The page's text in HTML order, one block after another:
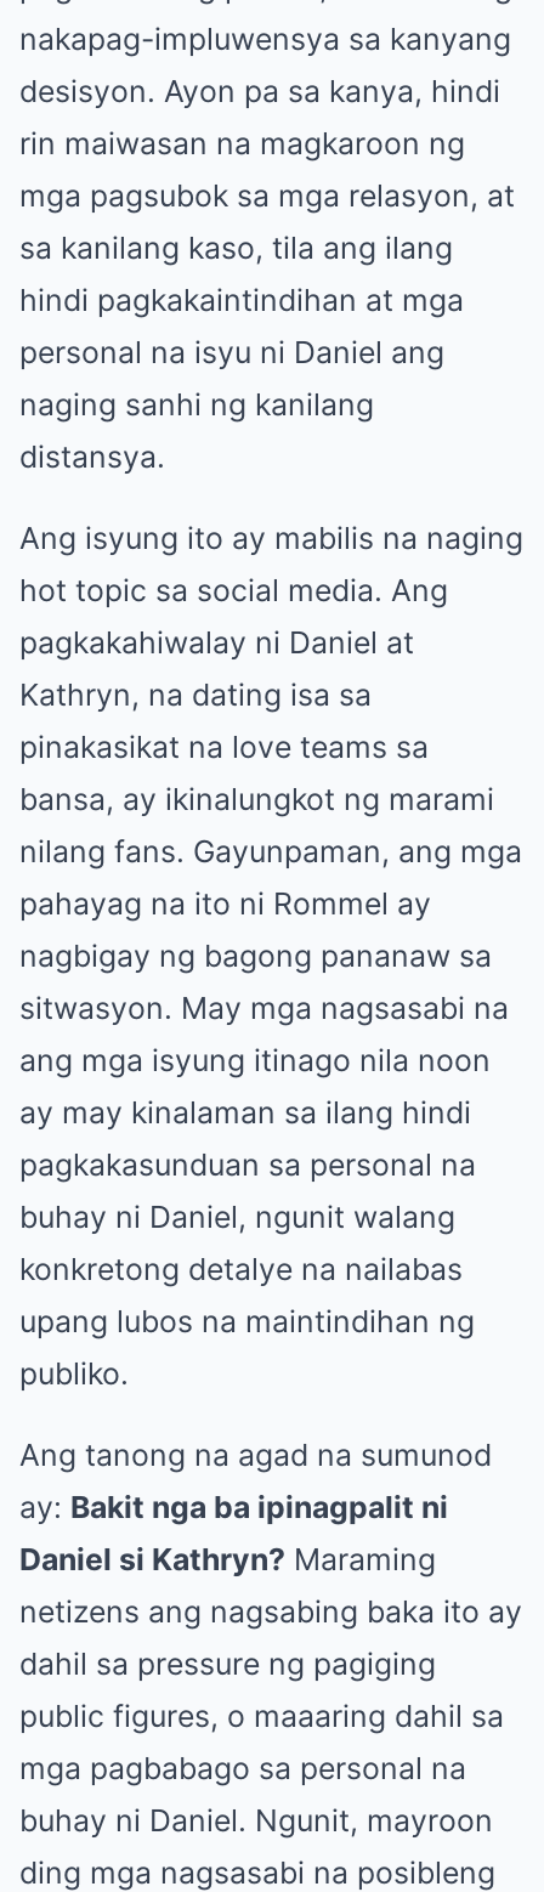
nakapag-impluwensya sa kanyang
desisyon. Ayon pa sa kanya, hindi
rin maiwasan na magkaroon ng
mga pagsubok sa mga relasyon, at
sa kanilang kaso, tila ang ilang
hindi pagkakaintindihan at mga
personal na isyu ni Daniel ang
naging sanhi ng kanilang
distansya.
Ang isyung ito ay mabilis na naging
hot topic sa social media. Ang
pagkakahiwalay ni Daniel at
Kathryn, na dating isa sa
pinakasikat na love teams sa
bansa, ay ikinalungkot ng marami
nilang fans. Gayunpaman, ang mga
pahayag na ito ni Rommel ay
nagbigay ng bagong pananaw sa
sitwasyon. May mga nagsasabi na
ang mga isyung itinago nila noon
ay may kinalaman sa ilang hindi
pagkakasunduan sa personal na
buhay ni Daniel, ngunit walang
konkretong detalye na nailabas
upang lubos na maintindihan ng
publiko.
Ang tanong na agad na sumunod
ay: Bakit nga ba ipinagpalit ni
Daniel si Kathryn? Maraming
netizens ang nagsabing baka ito ay
dahil sa pressure ng pagiging
public figures, o maaaring dahil sa
mga pagbabago sa personal na
buhay ni Daniel. Ngunit, mayroon
ding mga nagsasabi na posibleng